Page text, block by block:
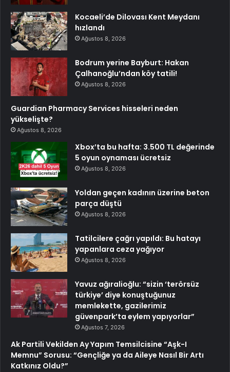
Kocaeli’de Dilovası Kent Meydanı
hızlandı
Ağustos 8, 2026
Bodrum yerine Bayburt: Hakan
Çalhanoğlu’ndan köy tatili!
Ağustos 8, 2026
Guardian Pharmacy Services hisseleri neden
yükselişte?
Ağustos 8, 2026
Xbox’ta bu hafta: 3.500 TL değerinde
5 oyun oynaması ücretsiz
Ağustos 8, 2026
Yoldan geçen kadının üzerine beton
parça düştü
Ağustos 8, 2026
Tatilcilere çağrı yapıldı: Bu hatayı
yapanlara ceza yağıyor
Ağustos 8, 2026
Yavuz ağıralioğlu: “sizin ‘terörsüz
türkiye’ diye konuştuğunuz
memlekette, gazilerimiz
güvenpark’ta eylem yapıyorlar”
Ağustos 7, 2026
Ak Partili Vekilden Ay Yapım Temsilcisine “Aşk-I
Memnu” Sorusu: “Gençliğe ya da Aileye Nasıl Bir Artı
Katkınız Oldu?”